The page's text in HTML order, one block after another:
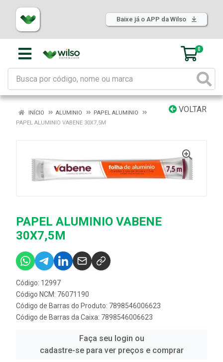
Baixe já o APP da Wilso
0
VOLTAR
INÍCIO ALUMINIO
PAPEL ALUMINIO
PAPEL ALUMINIO VABENE 30X7,5M
PAPEL ALUMINIO VABENE
30X7,5M
Código: 12997
Código NCM: 76071190
Código de Barras do Produto: 7898546006623
Código de Barras da Caixa: 7898546006623
Faça seu login ou
cadastre-se para ver preços e comprar